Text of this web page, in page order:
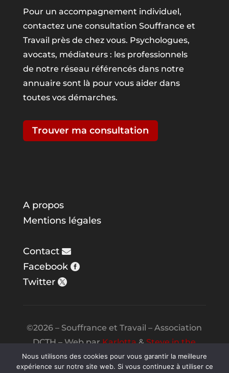
Pour un accompagnement individuel,
contactez une consultation Souffrance et
Travail près de chez vous. Psychologues,
avocats, médiateurs : les professionnels
de notre réseau référencés dans notre
annuaire sont là pour vous aider dans
toutes vos démarches.
Trouver ma consultation
A propos
Mentions légales
Contact
Facebook
Twitter
©2026 – Souffrance et Travail – Association
DCTH – Web parKarlotta&Steve in the
Night
Nous utilisons des cookies pour vous garantir la meilleure
expérience sur notre site web. Si vous continuez à utiliser ce